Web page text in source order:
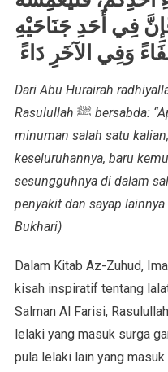
فِي أَحَدِ جَنَاحَيْهِ
Dari Abu Hurairah
Rasulullah
bersabda:
minuman salah satu
keseluruhannya, baru
sesungguhnya di dalam
penyakit dan sayap
Bukhari)
Dalam Kitab Az-Zuhud,
kisah inspiratif tentang
Salman Al Farisi, Rasulullah ﷺ bersabda, “Ada seorang
lelaki yang masuk surga
pula lelaki lain yang masuk